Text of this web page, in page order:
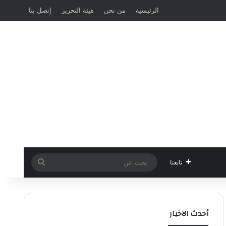
الرئيسية من نحن هيئة التحرير إتصل بنا
تابعنا
عن
أحدث الاخبار